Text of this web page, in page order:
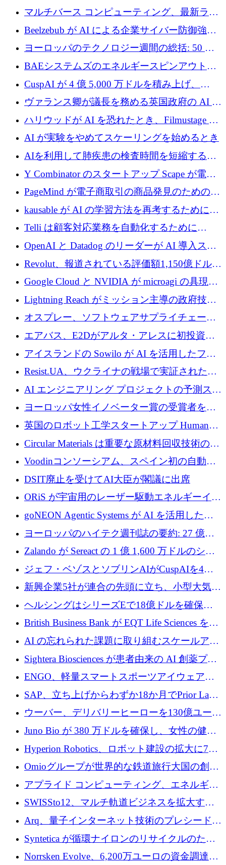
ン コンピューティングに対する DFINITY の
ビジョン
マルチバース コンピューティング、最新ラウ
ンドで最大 5 億 7,000 万ドルを目標
Beelzebub が AI による企業サイバー防御強化
のために 300 万ユーロを調達
ヨーロッパのテクノロジー週間の総括: 50 以
上の取引に 10 億ユーロ以上を投資
BAEシステムズのエネルギースピンアウト原
子力タービンが1500万ポンドの資金調達でス
テルスから浮上
CuspAI が 4 億 5,000 万ドルを積み上げ、
Resist.UA が 5,000 万ユーロの基金を立ち上
げ、DSIT が廃止される
ヴァランス卿が議長を務める英国政府の AI タ
スクフォースが発足
ハリウッドが AI を恐れたとき、Filmustage は
代わりにプリプロダクションに賭けました
AI が実験をやめてスケーリングを始めるとき
AIを利用して肺疾患の検査時間を短縮する英
国のヘルステック挑戦者が1900万ドルを獲得
Y Combinator のスタートアップ Scape が電子
メールを再考するために 320 万ドルを調達し
てステルスから浮上
PageMind が電子商取引の商品発見のための
AI を拡張するために 120 万ユーロを調達
kausable が AI の学習方法を再考するために
1,200 万ユーロを調達
Telli は顧客対応業務を自動化するために
1,500 万ドルのシードを確保
OpenAI と Datadog のリーダーが AI 導入スタ
ートアップ Arrakis を支援
Revolut、報道されている評価額1,150億ドルで
の新たな二次株式売却を確認
Google Cloud と NVIDIA が microagi の具現化
された AI の野望を推進
Lightning Reach がミッション主導の政府技術
グループとしてポートフォリオを拡大し ETG
に買収
オスプレー、ソフトウェアサプライチェーン
攻撃を阻止するために265万ドルを確保
エアバス、E2Dがアルタ・アレスに初投資、
欧州防衛技術ファンドに5億ユーロを拠出
アイスランドの Sowilo が AI を活用したファ
ッション製品インテリジェンス プラットフォ
ームを拡大するためにプレシードを調達
Resist.UA、ウクライナの戦場で実証された防
衛技術を拡大するために5,000万ユーロの欧州
基金を立ち上げる
AI エンジニアリング プロジェクトの予測スタ
ートアップ Cascade が a16z アクセラレータか
らの支援を獲得
ヨーロッパ女性イノベーター賞の受賞者を紹
介します
英国のロボット工学スタートアップ Humanoid
がシリーズ A 1 億 5,200 万ドルで評価額 13 億
5,000 万ドルに到達
Circular Materials は重要な原材料回収技術の拡
張に 1,180 万ユーロを確保
Voodinコンソーシアム、スペイン初の自動木
製ブレード工場の建設にEU補助金4,800万ユ
ーロを確保
DSIT廃止を受けてAI大臣が閣議に出席
ORiS が宇宙用のレーザー駆動エネルギーイン
フラの構築に 500 万ユーロを調達
goNEON Agentic Systems が AI を活用したイ
ンフラ計画を加速するために 16 万ユーロを確
ヨーロッパのハイテク週刊誌の要約: 27 億ユ
ーロを超える 60 以上のハイテク資金調達取引
Zalando が Sereact の 1 億 1,600 万ドルのシリ
ーズ B に参加し、AI を活用した倉庫自動化を
ジェフ・ベゾスとソブリンAIがCuspAIを4億
5,000万ドルの資金調達で支援
新興企業5社が連合の先頭に立ち、小型大気質
センサーをEUのクリーンエア政策の中心に据
ヘルシングはシリーズEで18億ドルを確保、
ウーバーはデリバリー・ヒーローを130億ユー
銀行を立ち上げる
British Business Bank が EQT Life Sciences を
2,500 万ユーロのコミットメントで支援
AI の忘れられた課題に取り組むスケールアッ
プを実現: カメラロール
Sightera Biosciences が患者由来の AI 創薬プラ
ットフォームを拡大するために 300 万ユーロ
のプレシードをクローズ
ENGO、軽量スマートスポーツアイウェアの
進歩のために510万ユーロを調達
SAP、立ち上げからわずか18か月でPrior Labs
を10億ユーロ以上の契約で買収
ウーバー、デリバリーヒーローを130億ユーロ
の契約で買収、99か国にまたがるプラットフ
ォームを構築
Juno Bio が 380 万ドルを確保し、女性の健康
専用の初のシーケンスラボを開設
Hyperion Robotics、ロボット建設の拡大に740
万ドルを確保
Omioグループが世界的な鉄道旅行大国の創設
を目指してRail Europeを買収
アプライド コンピューティング、エネルギー
向け基盤 AI の拡張に 2,000 万ドルを調達
SWISSto12、マルチ軌道ビジネスを拡大する
ためにシリーズCで7,000万ドルを調達
Arq、量子インターネット技術のプレシードと
して140万ドルを確保
Syntetica が循環ナイロンのリサイクルのため
にシリーズ A で 3,000 万ドルを調達
Norrsken Evolve、6,200万ユーロの資金調達